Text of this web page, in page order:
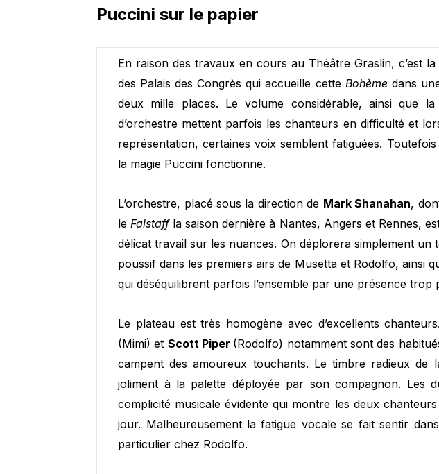
Puccini sur le papier
En raison des travaux en cours au Théâtre Graslin, c’est
des Palais des Congrès qui accueille cette Bohèmedans
deux mille places. Le volume considérable, ainsi que
d’orchestre mettent parfois les chanteurs en difficulté et
représentation, certaines voix semblent fatiguées. Toutefois
la magie Puccini fonctionne.
L’orchestre, placé sous la direction de Mark Shanahan,
leFalstaff la saison dernière à Nantes, Angers et Rennes,
délicat travail sur les nuances. On déplorera simplement un
poussif dans les premiers airs de Musetta et Rodolfo, ainsi
qui déséquilibrent parfois l’ensemble par une présence trop
Le plateau est très homogène avec d’excellents chanteurs.
(Mimi) et Scott Piper (Rodolfo) notamment sont des
campent des amoureux touchants. Le timbre radieux de
joliment à la palette déployée par son compagnon. Les
complicité musicale évidente qui montre les deux
jour. Malheureusement la fatigue vocale se fait sentir
particulier chez Rodolfo.